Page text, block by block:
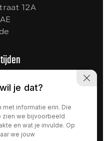
12A
- 17:00
je dat?
informatie erin. Die
zien we bijvoorbeeld
en wat je invulde. Op
we jouw